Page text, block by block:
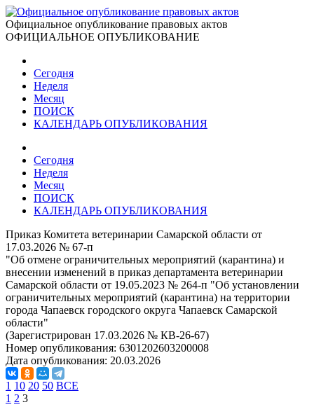
Официальное опубликование правовых актов
ОФИЦИАЛЬНОЕ ОПУБЛИКОВАНИЕ
Сегодня
Неделя
Месяц
ПОИСК
КАЛЕНДАРЬ ОПУБЛИКОВАНИЯ
Сегодня
Неделя
Месяц
ПОИСК
КАЛЕНДАРЬ ОПУБЛИКОВАНИЯ
Приказ Комитета ветеринарии Самарской области от
17.03.2026 № 67-п
"Об отмене ограничительных мероприятий (карантина) и
внесении изменений в приказ департамента ветеринарии
Самарской области от 19.05.2023 № 264-п "Об установлении
ограничительных мероприятий (карантина) на территории
города Чапаевск городского округа Чапаевск Самарской
области"
(Зарегистрирован 17.03.2026 № КВ-26-67)
Номер опубликования: 6301202603200008
Дата опубликования: 20.03.2026
1 10 20 50 ВСЕ
1 2 3